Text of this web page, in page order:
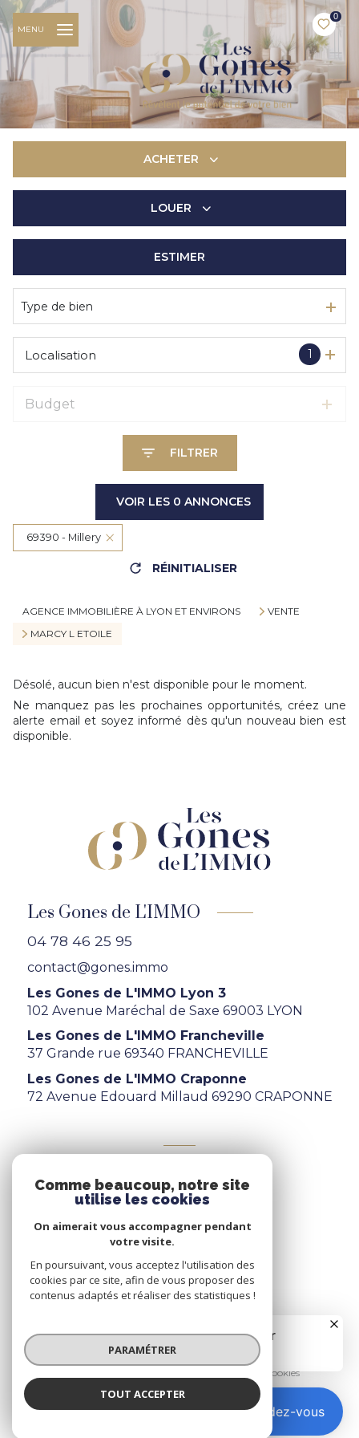
0
MENU
ACHETER
De l'immo pro
LOUER
De l'immo pro
ESTIMER
Type de bien
1
Localisation
Budget
FILTRER
VOIR LES 0 ANNONCES
69390 - Millery
RÉINITIALISER
AGENCE IMMOBILIÈRE À LYON ET ENVIRONS
VENTE
MARCY L ETOILE
Désolé, aucun bien n'est disponible pour le moment.
Ne manquez pas les prochaines opportunités, créez une
alerte email et soyez informé dès qu'un nouveau bien est
disponible.
Les Gones de L'IMMO
04 78 46 25 95
contact@gones.immo
Les Gones de L'IMMO Lyon 3
102 Avenue Maréchal de Saxe 69003 LYON
Les Gones de L'IMMO Francheville
37 Grande rue 69340 FRANCHEVILLE
Les Gones de L'IMMO Craponne
72 Avenue Edouard Millaud 69290 CRAPONNE
Nous adhérons
© 2026 | Tous droits réservés
Nos honoraires
Nos partenaires
Cookies
Comme beaucoup, notre site
utilise les cookies
On aimerait vous accompagner pendant
votre visite.
En poursuivant, vous acceptez l'utilisation des
cookies par ce site, afin de vous proposer des
contenus adaptés et réaliser des statistiques !
PARAMÉTRER
TOUT ACCEPTER
Prendre rendez-vous